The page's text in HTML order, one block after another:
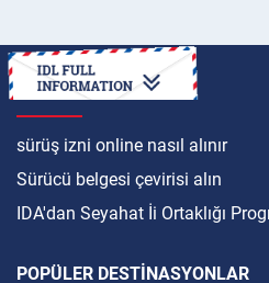
ULUSLARARASI
sürüş izni online nasıl alınır
Sürücü belgesi çevirisi alın
IDA'dan Seyahat İi Ortaklığı
POPÜLER DESTINASYONLAR